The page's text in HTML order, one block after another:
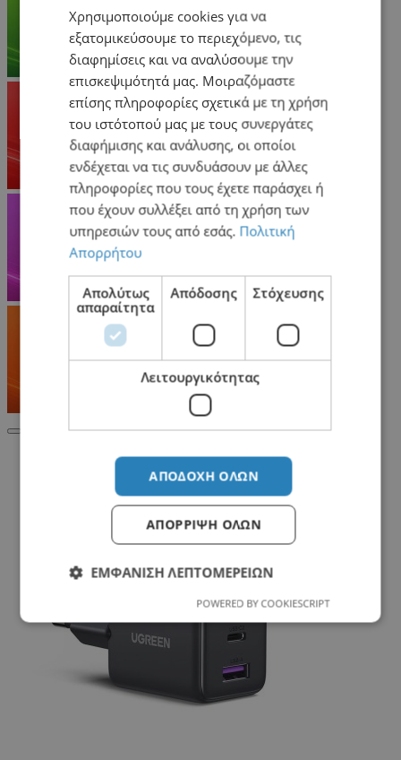
Σχετικά Προϊόντα
Χρησιμοποιούμε cookies για να
εξατομικεύσουμε το περιεχόμενο, τις
διαφημίσεις και να αναλύσουμε την
επισκεψιμότητά μας. Μοιραζόμαστε
επίσης πληροφορίες σχετικά με τη χρήση
του ιστότοπού μας με τους συνεργάτες
διαφήμισης και ανάλυσης, οι οποίοι
ενδέχεται να τις συνδυάσουν με άλλες
πληροφορίες που τους έχετε παράσχει ή
που έχουν συλλέξει από τη χρήση των
υπηρεσιών τους από εσάς. Πολιτική
Απορρήτου
Απολύτως
απαραίτητα
Απόδοσης Στόχευσης
Λειτουργικότητας
ΑΠΟΔΟΧΉ ΌΛΩΝ
ΑΠΌΡΡΙΨΗ ΌΛΩΝ
ΕΜΦΆΝΙΣΗ ΛΕΠΤΟΜΕΡΕΙΏΝ
POWERED BY COOKIESCRIPT